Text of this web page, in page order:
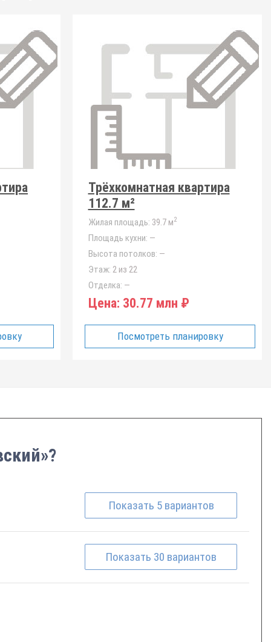
Трёхкомнатная квартира
112.7 м²
Жилая площадь: 39.7 м2
Площадь кухни: —
Высота потолков: —
Этаж: 2 из 22
Отделка: —
Цена: 30.77 млн ₽
Посмотреть планировку
Показать 5 вариантов
Показать 30 вариантов